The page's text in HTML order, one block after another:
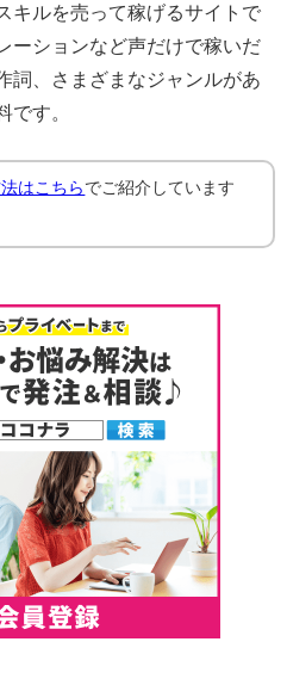
キルを売って稼げるサイトで
ーションなど声だけで稼いだ
詞、さまざまなジャンルがあ
です。
はこちら でご紹介しています